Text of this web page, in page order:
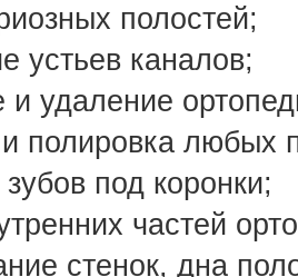
полостей;
устьев каналов;
и удаление
полировка любых
зубов под коронки;
частей
стенок, дна